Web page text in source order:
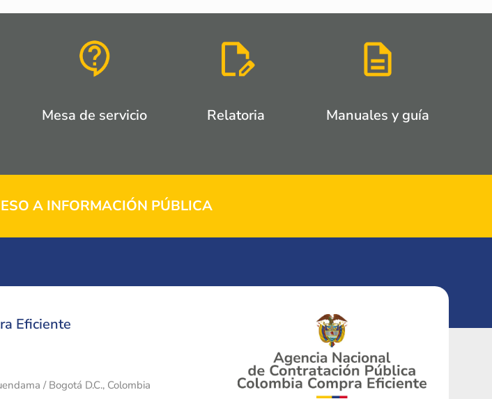
Mesa de servicio Relatoria Manuales y guía
A INFORMACIÓN PÚBLICA
Eficiente
/ Bogotá D.C., Colombia